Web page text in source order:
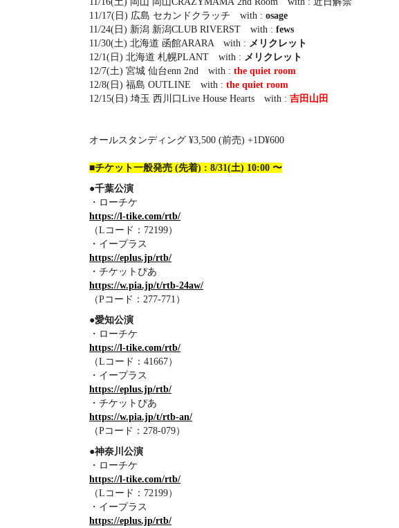
11/17(日) 広島 セカンドクラッチ with : osage
11/24(日) 新潟 新潟CLUB RIVERST with : fews
11/30(土) 北海道 函館ARARA with : メリクレット
12/1(日) 北海道 札幌PLANT with : メリクレット
12/7(土) 宮城 仙台enn 2nd with : the quiet room
12/8(日) 福島 OUTLINE with : the quiet room
12/15(日) 埼玉 西川口Live House Hearts with : 吉田山田
オールスタンディング ¥3,500 (前売) +1D¥600
■チケット一般発売 (先着) : 8/31(土) 10:00 〜
●千葉公演
・ローチケ
https://l-tike.com/rtb/
（Lコード：72199）
・イープラス
https://eplus.jp/rtb/
・チケットぴあ
https://w.pia.jp/t/rtb-24aw/
（Pコード：277-771）
●愛知公演
・ローチケ
https://l-tike.com/rtb/
（Lコード：41667）
・イープラス
https://eplus.jp/rtb/
・チケットぴあ
https://w.pia.jp/t/rtb-an/
（Pコード：278-079）
●神奈川公演
・ローチケ
https://l-tike.com/rtb/
（Lコード：72199）
・イープラス
https://eplus.jp/rtb/